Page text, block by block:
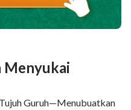
Menyukai
Guruh—Menubuatkan